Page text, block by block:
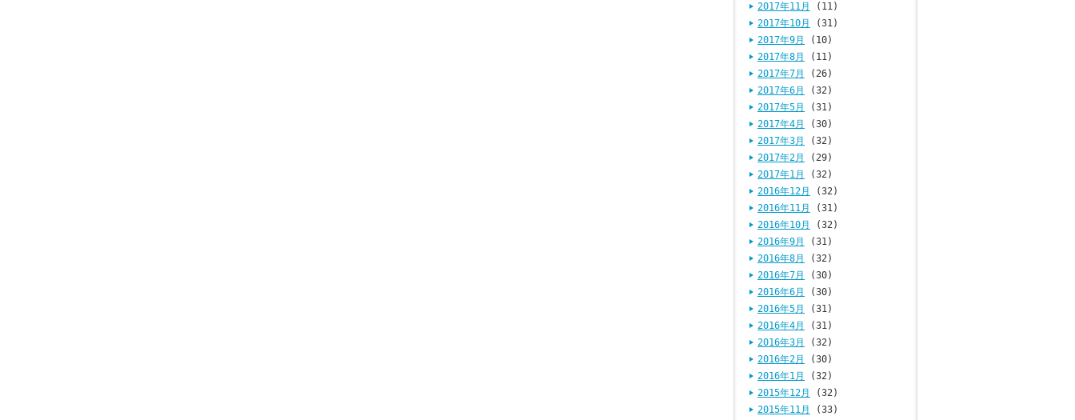
2017年11月
(11)
2017年10月
(31)
2017年9月
(10)
2017年8月
(11)
2017年7月
(26)
2017年6月
(32)
2017年5月
(31)
2017年4月
(30)
2017年3月
(32)
2017年2月
(29)
2017年1月
(32)
2016年12月
(32)
2016年11月
(31)
2016年10月
(32)
2016年9月
(31)
2016年8月
(32)
2016年7月
(30)
2016年6月
(30)
2016年5月
(31)
2016年4月
(31)
2016年3月
(32)
2016年2月
(30)
2016年1月
(32)
2015年12月
(32)
2015年11月
(33)